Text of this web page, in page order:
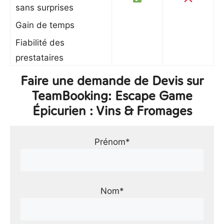
sans surprises
Gain de temps
Fiabilité des
prestataires
Faire une demande de Devis sur
TeamBooking: Escape Game
Épicurien : Vins & Fromages
Prénom*
Nom*